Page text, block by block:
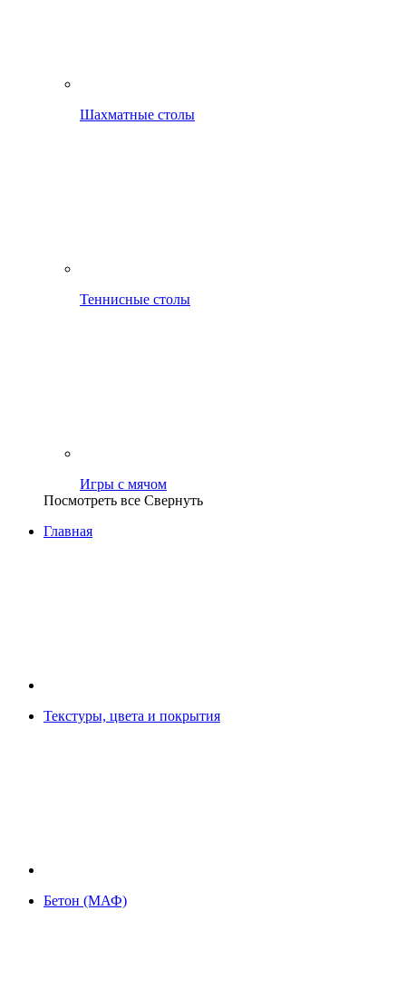
Шахматные столы
Теннисные столы
Игры с мячом
Посмотреть все Свернуть
Главная
Текстуры, цвета и покрытия
Бетон (МАФ)